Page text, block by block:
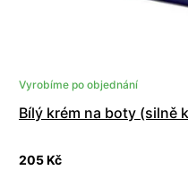
Vyrobíme po objednání
Bílý krém na boty (silně
205 Kč